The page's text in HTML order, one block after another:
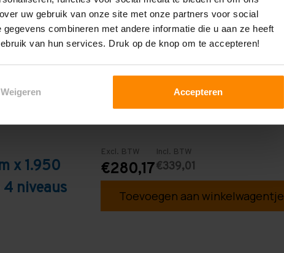
uw gebruik van onze site met onze partners voor social
combineren met andere informatie die u aan ze heeft
van hun services. Druk op de knop om te accepteren!
Weigeren Accepteren
x 1.950
niveaus
Excl. BTW
€280,17
Incl. BTW
€339,01
Toevoegen aan winkelwagentje